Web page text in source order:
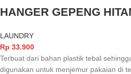
HANGER GEPENG
LAUNDRY
Rp 33.900
Terbuat dari bahan plastik tebal
digunakan untuk menjemur pakaian di